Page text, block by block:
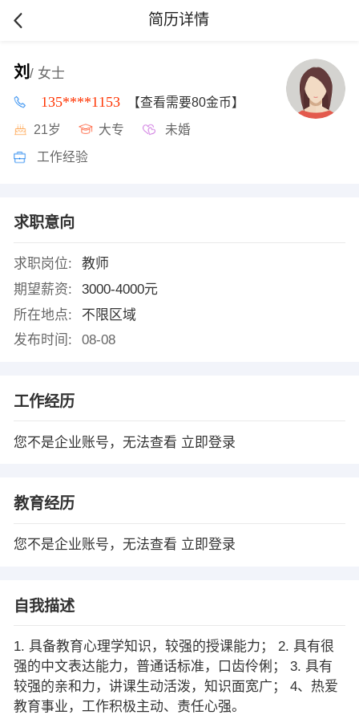
简历详情
刘 / 女士
135****1153 【查看需要80金币】
21岁 大专 未婚
工作经验
求职意向
求职岗位:
教师
期望薪资:
3000-4000元
所在地点:
不限区域
发布时间:
08-08
工作经历
您不是企业账号，无法查看 立即登录
教育经历
您不是企业账号，无法查看 立即登录
自我描述
1. 具备教育心理学知识，较强的授课能力； 2. 具有很
强的中文表达能力，普通话标准，口齿伶俐； 3. 具有
较强的亲和力，讲课生动活泼，知识面宽广； 4、热爱
教育事业，工作积极主动、责任心强。